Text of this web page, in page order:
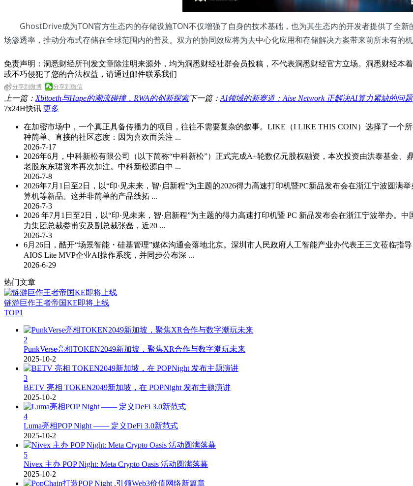
GhostDrive成为TON官方生态内的存储设施TON不仅增强了自身的技术基础，也为其生态内的开发者提供了全
场渗透率，推动分布式存储在全球范围内的普及。双方的协同效应将为去中心化应用和存储解决方案带来前所未有的
免责声明：洞悉财经所刊发文章除注明来源外，均为洞悉财经社群会员投稿，不代表洞悉财经官方立场。洞悉财经本
或不巧侵犯了您的合法权益，请通过邮件联系我们
分享到微博 分享到微信
上一篇： Xbitoeth与Hape的潮流碰撞，RWA的创新探索下一篇： AI领域的新赛道：Aise Network 正解决AI算力紧缺的问题
7x24H快讯 更多
在加密市场中，一个真正具备传播力的项目，往往不需要复杂的叙事。LIKE（I LIKE THIS COIN）选择了一
种简单、直接的社区态度：因为喜欢而关注 ...
2026-7-17
2026年6月，中科新松有限公司（以下简称“中科新松”）正式完成A+轮数亿元股权融资，本次投资由洪泰基金
老股东东珺资本再次加注。中科新松源自中 ...
2026-7-8
2026年7月1日至2日，以“印·见未来，智·启新程”为主题的2026得力高速打印机暨PC新品发布会在浙江宁波圆
算机等新品。这并非简单的产品线拓 ...
2026-7-3
2026 年7月1日至2日，以“印·见未来，智·启新程”为主题的得力高速打印机暨 PC 新品发布会在浙江宁波举办。
力集团总裁娄甫安及副总裁张磊，近20 ...
2026-7-3
6月26日，酷开“场景智能・硅基管理”媒体沟通会落地北京。深圳市人民政府人工智能产业办代表王三文莅临指
AIOS Lite MVP企业AI操作系统，并同步公布深 ...
2026-6-29
热门文章
链游巨作王者帝国KE即将上线
TOP1
2
PunkVerse亮相TOKEN2049新加坡，聚焦XR合作与数字潮玩未来
2025-10-2
3
BETV 亮相 TOKEN2049新加坡，在 POPNight 发布主题演讲
2025-10-2
4
Luma亮相POP Night —— 定义DeFi 3.0新范式
2025-10-2
5
Nivex 主办 POP Night: Meta Crypto Oasis 活动圆满落幕
2025-10-2